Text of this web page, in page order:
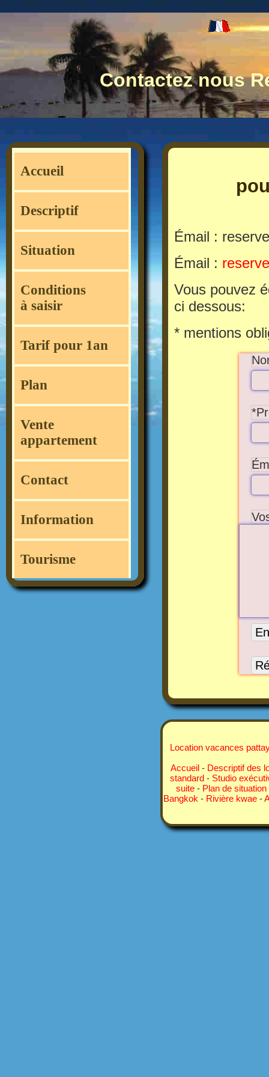
Contactez nous
Accueil
Descriptif
Situation
Conditions
à saisir
Tarif pour 1an
Plan
Vente
appartement
Contact
Information
Tourisme
Émail :
Émail :
Vous pouvez
ci dessous:
* mentions
Location vacances
Accueil - Descriptif des
standard - Studio
suite - Plan de situation
Bangkok- Rivière kwae-